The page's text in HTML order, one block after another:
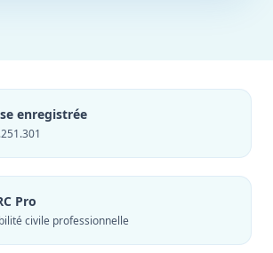
enregistrée
Pro
civile professionnelle